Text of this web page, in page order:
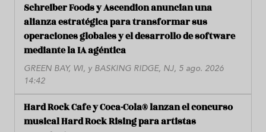
Schreiber Foods y Ascendion anuncian una
alianza estratégica para transformar sus
operaciones globales y el desarrollo de software
mediante la IA agéntica
GREEN BAY, WI, y BASKING RIDGE, NJ, 5 ago. 2026
14:42
Hard Rock Cafe y Coca-Cola® lanzan el concurso
musical Hard Rock Rising para artistas